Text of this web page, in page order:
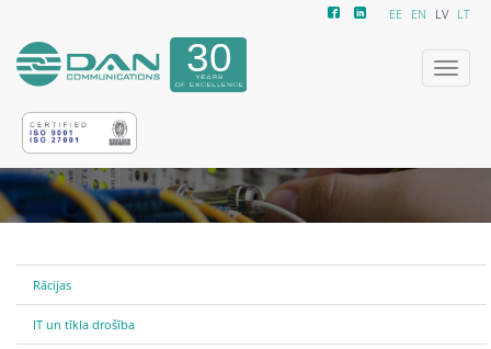
EE EN LV LT
Izvēlne
Rācijas
IT un tīkla drošība